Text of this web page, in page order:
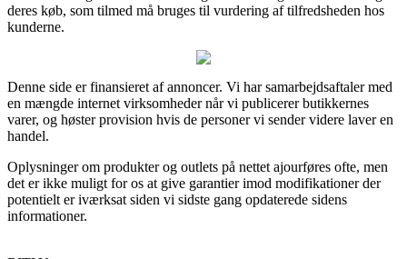
deres køb, som tilmed må bruges til vurdering af tilfredsheden hos
kunderne.
Denne side er finansieret af annoncer. Vi har samarbejdsaftaler med
en mængde internet virksomheder når vi publicerer butikkernes
varer, og høster provision hvis de personer vi sender videre laver en
handel.
Oplysninger om produkter og outlets på nettet ajourføres ofte, men
det er ikke muligt for os at give garantier imod modifikationer der
potentielt er iværksat siden vi sidste gang opdaterede sidens
informationer.